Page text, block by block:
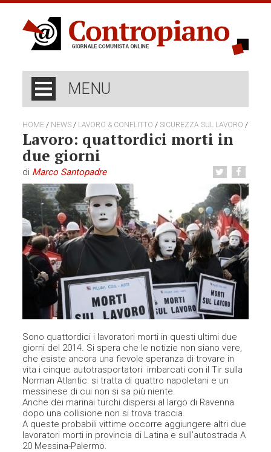
MENU
HOME / NEWS / LAVORO & CONFLITTO / SICUREZZA SUL LAVORO /
Lavoro: quattordici morti in
due giorni
di Marco Santopadre
Sono quattordici i lavoratori morti in questi ultimi due
giorni del 2014. Si spera che le notizie non siano vere,
che esiste ancora una fievole speranza di trovare in
vita i cinque autotrasportatori imbarcati con il Tir sulla
Norman Atlantic: si tratta di quattro napoletani e un
messinese di cui non si sa più niente.
Anche dei marinai turchi dispersi al largo di Ravenna
dopo una collisione non si trova traccia.
A queste probabili vittime occorre aggiungere altri due
lavoratori morti in provincia di Latina e sull’autostrada A
20 Messina-Palermo.